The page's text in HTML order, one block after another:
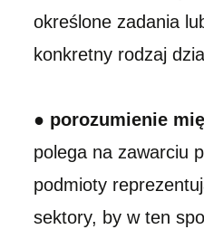
określone zadania
konkretny rodzaj
● porozumienie
polega na zawarciu
podmioty
sektory, by w ten